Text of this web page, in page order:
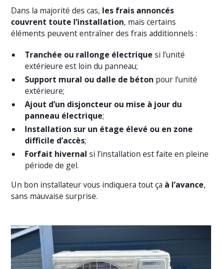
Dans la majorité des cas, les frais annoncés
couvrent toute l’installation, mais certains
éléments peuvent entraîner des frais additionnels :
Tranchée ou rallonge électrique si l’unité
extérieure est loin du panneau;
Support mural ou dalle de béton pour l’unité
extérieure;
Ajout d’un disjoncteur ou mise à jour du
panneau électrique;
Installation sur un étage élevé ou en zone
difficile d’accès;
Forfait hivernal si l’installation est faite en pleine
période de gel.
Un bon installateur vous indiquera tout ça à l’avance,
sans mauvaise surprise.